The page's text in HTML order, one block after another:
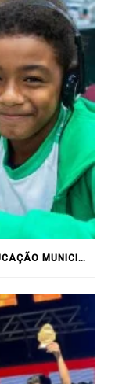
OSASCO REAFIRMA QUALIDADE DA EDUCAÇÃO MUNICIPAL COM RESULTADOS DO IDEB